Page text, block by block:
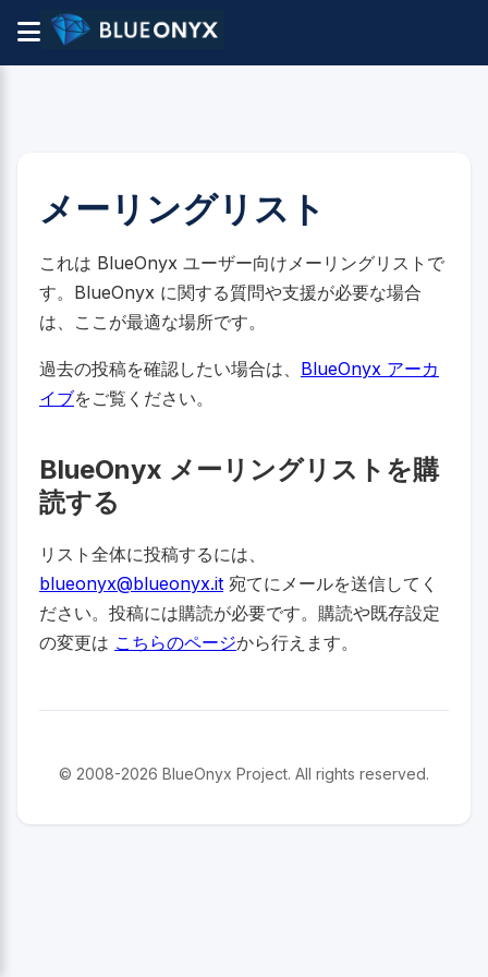
メーリングリスト
これは BlueOnyx ユーザー向けメーリングリストで
す。BlueOnyx に関する質問や支援が必要な場合
は、ここが最適な場所です。
過去の投稿を確認したい場合は、 BlueOnyx アーカ
イブをご覧ください。
BlueOnyx メーリングリストを購
読する
リスト全体に投稿するには、
blueonyx@blueonyx.it 宛てにメールを送信してく
ださい。投稿には購読が必要です。購読や既存設定
の変更は こちらのページから行えます。
© 2008-2026 BlueOnyx Project. All rights reserved.